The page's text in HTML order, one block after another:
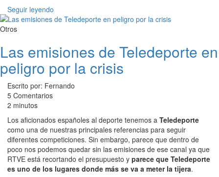
Seguir leyendo
Otros
Las emisiones de Teledeporte en
peligro por la crisis
Escrito por: Fernando
5 Comentarios
2 minutos
Los aficionados españoles al deporte tenemos a Teledeporte
como una de nuestras principales referencias para seguir
diferentes competiciones. Sin embargo, parece que dentro de
poco nos podemos quedar sin las emisiones de ese canal ya que
RTVE está recortando el presupuesto y parece que Teledeporte
es uno de los lugares donde más se va a meter la tijera.